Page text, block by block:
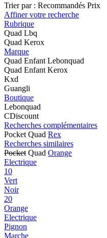
Trier par : Recommandés Prix
Affiner votre recherche
Rubrique
Quad Lbq
Quad Kerox
Marque
Quad Enfant Lebonquad
Quad Enfant Kerox
Kxd
Guangli
Boutique
Lebonquad
CDiscount
Recherches complémentaires
Pocket Quad Rex
Recherches similaires
Pocket Quad Orange
Electrique
10
Vert
Noir
20
Orange
Electrique
Pignon
Marche